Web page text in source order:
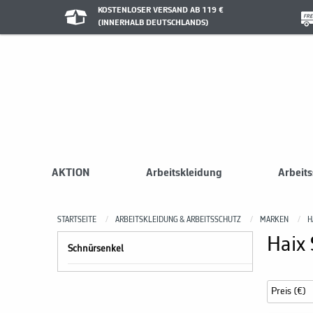
KOSTENLOSER VERSAND AB 119 €
(INNERHALB DEUTSCHLANDS)
AKTION Arbeitskleidung
STARTSEITE ARBEITSKLEIDUNG & ARBEITSSCHUTZ MARKEN
Schnürsenkel Haix
Preis (€)